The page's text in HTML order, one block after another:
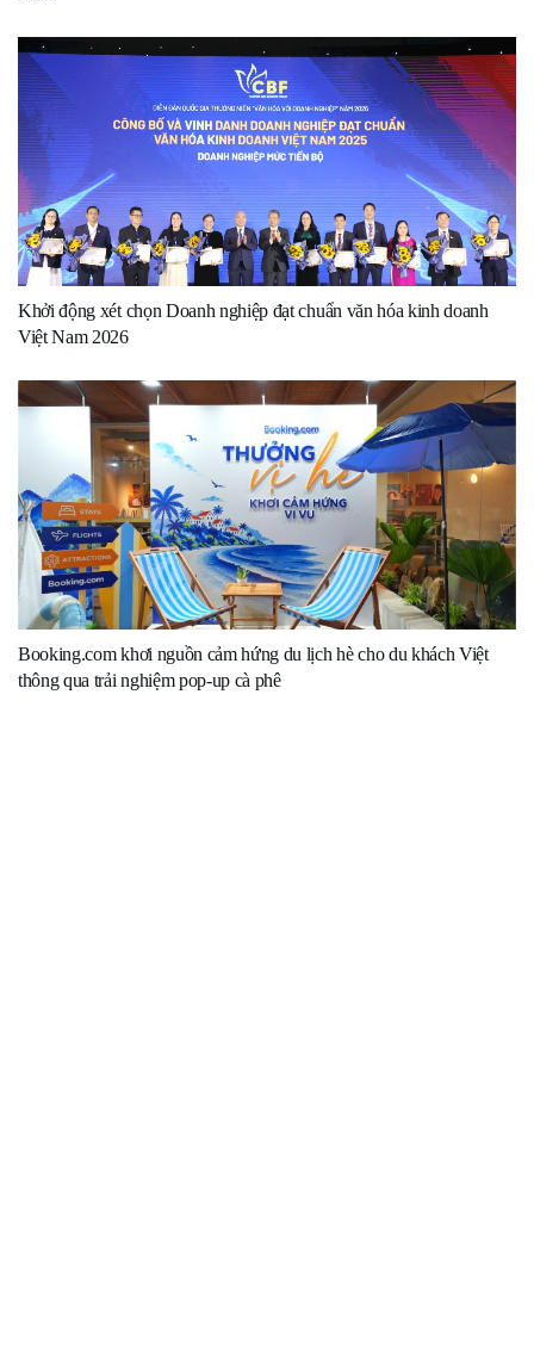
Khởi động xét chọn Doanh nghiệp đạt chuẩn văn hóa kinh doanh
Việt Nam 2026
Booking.com khơi nguồn cảm hứng du lịch hè cho du khách Việt
thông qua trải nghiệm pop-up cà phê